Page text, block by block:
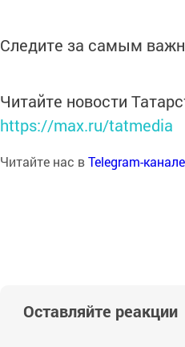
Следите за самым
Читайте новости
https://max.ru/tatmedia
Читайте нас вTelegram-канале
Оставляйте реакции